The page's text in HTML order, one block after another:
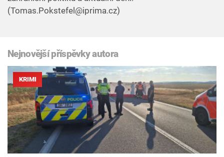
(Tomas.Pokstefel@iprima.cz)
Nejnovější příspěvky autora
KRIMI